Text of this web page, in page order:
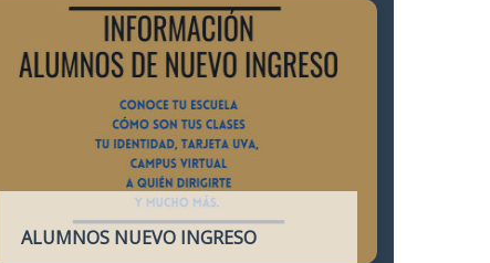
profesionales del Ingeniero de
Telecomunicación y que habilita para el
ejercicio de la profesión.
ALUMNOS NUEVO INGRESO